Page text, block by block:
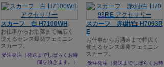
スカーフ 白 H7100WH
お仕事からお洒落まで幅広く
使えるセンス爆発フェミニン
スカーフ。
受注発注（発送までしばらくお時
間を頂きます。）
スカーフ 赤/紺/白 H7093R
E
お仕事からお洒落まで幅広く
使えるセンス爆発フェミニン
スカーフ。
受注発注（発送までしばらくお時